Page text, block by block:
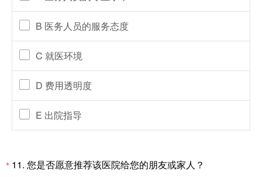
B 医务人员的服务态度
C 就医环境
D 费用透明度
E 出院指导
* 11. 您是否愿意推荐该医院给您的朋友或家人？